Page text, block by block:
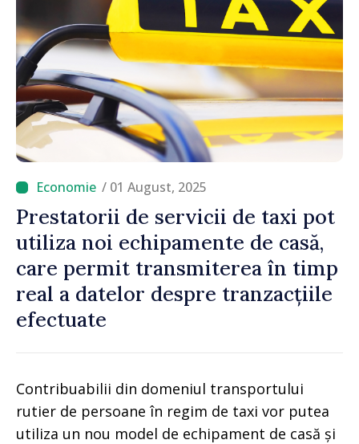
/ 01 August, 2025
Prestatorii de servicii de taxi pot
utiliza noi echipamente de casă,
care permit transmiterea în timp
real a datelor despre tranzacțiile
efectuate
Contribuabilii din domeniul transportului
rutier de persoane în regim de taxi vor putea
utiliza un nou model de echipament de casă și